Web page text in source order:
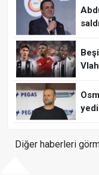
Diğer haberleri